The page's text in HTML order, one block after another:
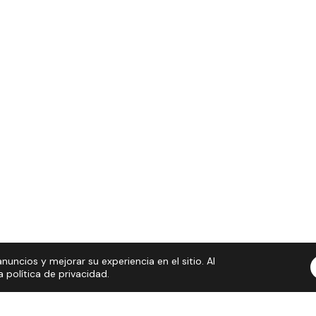
y mejorar su experiencia en el sitio. Al
política de privacidad.